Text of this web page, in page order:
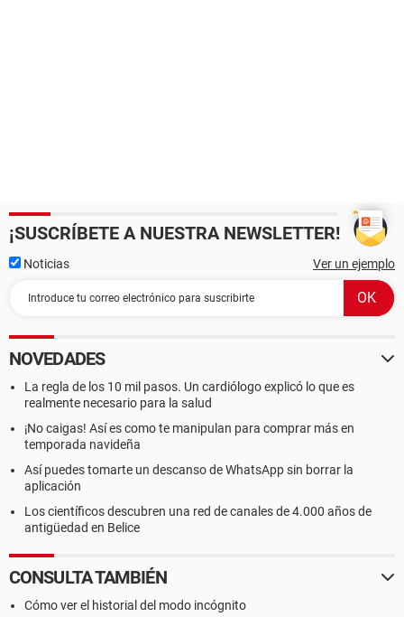
¡SUSCRÍBETE A NUESTRA NEWSLETTER!
Noticias Ver un ejemplo
NOVEDADES
La regla de los 10 mil pasos. Un cardiólogo explicó lo que es
realmente necesario para la salud
¡No caigas! Así es como te manipulan para comprar más en
temporada navideña
Así puedes tomarte un descanso de WhatsApp sin borrar la
aplicación
Los científicos descubren una red de canales de 4.000 años de
antigüedad en Belice
CONSULTA TAMBIÉN
Cómo ver el historial del modo incógnito